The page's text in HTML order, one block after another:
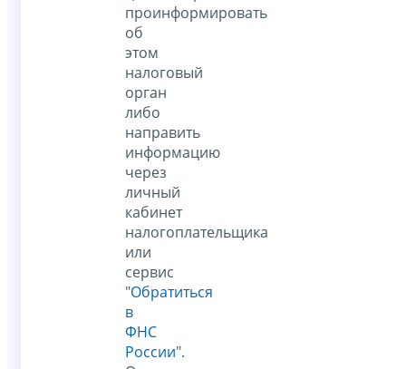
проинформировать
об
этом
налоговый
орган
либо
направить
информацию
через
личный
кабинет
налогоплательщика
или
сервис
"Обратиться
в
ФНС
России".